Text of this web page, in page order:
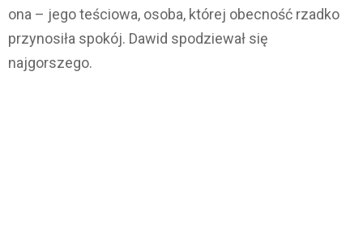
ona – jego teściowa, osoba, której obecność rzadko
przynosiła spokój. Dawid spodziewał się
najgorszego.